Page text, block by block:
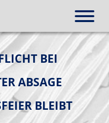
BEI
ABSAGE
BLEIBT